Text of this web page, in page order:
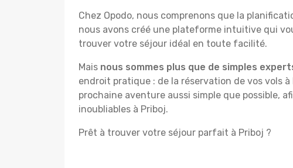
Chez Opodo, nous comprenons que la
nous avons créé une plateforme intuitive qui
trouver votre séjour idéal en toute facilité.
Mais nous sommes plus que de simples
endroit pratique : de la réservation de vos vols
prochaine aventure aussi simple que possible,
inoubliables à Priboj.
Prêt à trouver votre séjour parfait à Priboj ?